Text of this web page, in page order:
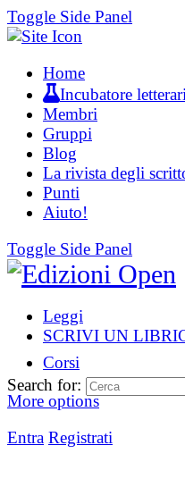
Toggle Side Panel
Home
Incubatore
Membri
Gruppi
Blog
La rivista degli
Punti
Aiuto!
Toggle Side Panel
Leggi
SCRIVI UN
Corsi
More options
Entra Registrati
Search for: